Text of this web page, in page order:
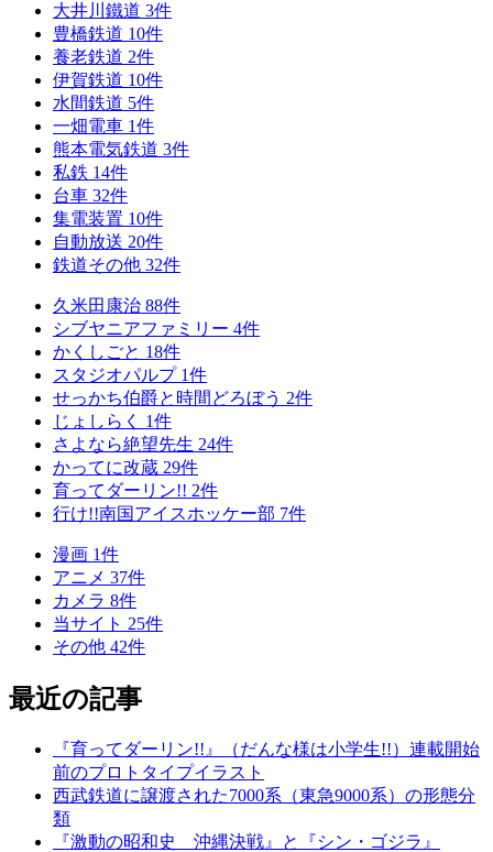
大井川鐵道 3件
豊橋鉄道 10件
養老鉄道 2件
伊賀鉄道 10件
水間鉄道 5件
一畑電車 1件
熊本電気鉄道 3件
私鉄 14件
台車 32件
集電装置 10件
自動放送 20件
鉄道その他 32件
久米田康治 88件
シブヤニアファミリー 4件
かくしごと 18件
スタジオパルプ 1件
せっかち伯爵と時間どろぼう 2件
じょしらく 1件
さよなら絶望先生 24件
かってに改蔵 29件
育ってダーリン!! 2件
行け!!南国アイスホッケー部 7件
漫画 1件
アニメ 37件
カメラ 8件
当サイト 25件
その他 42件
最近の記事
『育ってダーリン!!』（だんな様は小学生!!）連載開始
前のプロトタイプイラスト
西武鉄道に譲渡された7000系（東急9000系）の形態分
類
『激動の昭和史 沖縄決戦』と『シン・ゴジラ』